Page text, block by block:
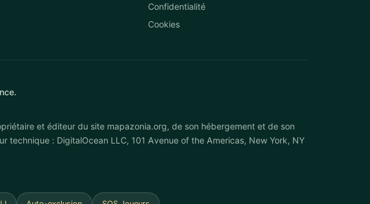
Confidentialité
Cookies
et éditeur du site mapazonia.org, de son hébergement et de son
technique : DigitalOcean LLC, 101 Avenue of the Americas, New York, NY